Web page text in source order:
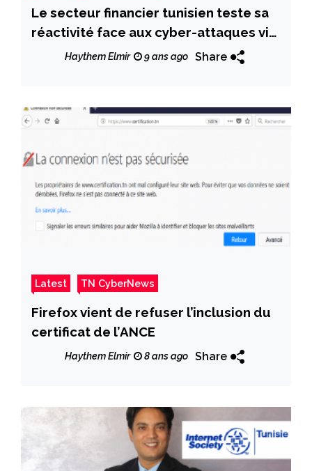
Le secteur financier tunisien teste sa
réactivité face aux cyber-attaques via
des exercices de simulation
Haythem Elmir 9 ans ago Share
Latest TN CyberNews
Firefox vient de refuser l’inclusion du
certificat de l’ANCE
Haythem Elmir 8 ans ago Share